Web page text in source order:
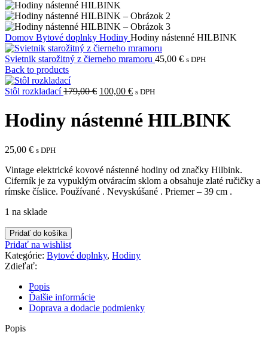
Domov Bytové doplnky Hodiny Hodiny nástenné HILBINK
Svietnik starožitný z čierneho mramoru 45,00 € s DPH
Back to products
Stôl rozkladací179,00€ Pôvodná
179,00 €.
100,00 €Aktuálna
je:
100,00 €.
s DPH
Hodiny nástenné HILBINK
25,00 € s DPH
Vintage elektrické kovové nástenné hodiny od značky Hilbink.
Ciferník je za vypuklým otváracím sklom a obsahuje zlaté ručičky a
rímske číslice. Používané . Nevyskúšané . Priemer – 39 cm .
1 na sklade
množstvo
Hodiny
nástenné
HILBINK
Pridať do košíka
Pridať na wishlist
Kategórie: Bytové doplnky, Hodiny
Zdieľať:
Popis
Ďalšie informácie
Doprava a dodacie podmienky
Popis